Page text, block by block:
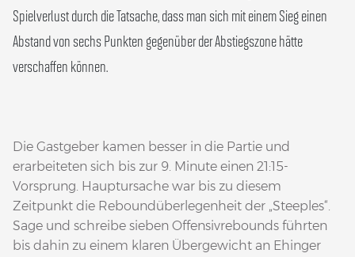
Spielverlust durch die Tatsache, dass man sich mit einem Sieg einen
Abstand von sechs Punkten gegenüber der Abstiegszone hätte
verschaffen können.
Die Gastgeber kamen besser in die Partie und
erarbeiteten sich bis zur 9. Minute einen 21:15-
Vorsprung. Hauptursache war bis zu diesem
Zeitpunkt die Reboundüberlegenheit der „Steeples“.
Sage und schreibe sieben Offensivrebounds führten
bis dahin zu einem klaren Übergewicht an Ehinger